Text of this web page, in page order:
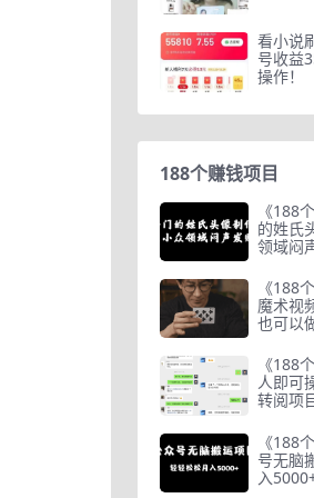
看小说
号收益
操作！
188个赚钱项目
《188
的姓氏
领域闷
《188
魔术视
也可以
《188
人即可
转阅项
《188
号无脑
入